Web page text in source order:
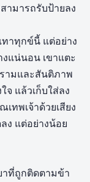
ามารถรับป้ายลง
าทุกข์นี้ แต่อย่าง
งแน่นอน เขาแตะ
ามและสันติภาพ
แล้วเก็บใส่ลง
พเจ้าด้วยเสียง
ง แต่อย่างน้อย
าที่ถูกติดตามข้า